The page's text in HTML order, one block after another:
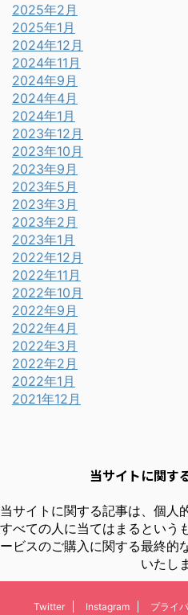
2025年2月
2025年1月
2024年12月
2024年11月
2024年9月
2024年4月
2024年1月
2023年12月
2023年10月
2023年9月
2023年5月
2023年3月
2023年2月
2023年1月
2022年12月
2022年11月
2022年10月
2022年9月
2022年4月
2022年3月
2022年2月
2022年1月
2021年12月
当サイトに関す
当サイトに関する記事は、個人
すべての人に当てはまるという
ービスのご購入に関する最終的
いたし
Twitter Instagram プライ